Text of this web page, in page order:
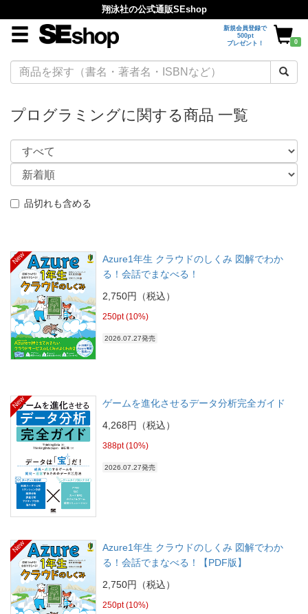
翔泳社の公式通販SEshop
新規会員登録で
500pt
プレゼント！
0
プログラミングに関する商品 一覧
品切れも含める
New
Azure1年生 クラウドのしくみ 図解でわか
る！会話でまなべる！
2,750円（税込）
250pt (10%)
2026.07.27発売
New
ゲームを進化させるデータ分析完全ガイド
4,268円（税込）
388pt (10%)
2026.07.27発売
New
Azure1年生 クラウドのしくみ 図解でわか
る！会話でまなべる！【PDF版】
2,750円（税込）
250pt (10%)